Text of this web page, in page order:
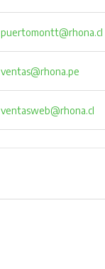
puertomontt@rhona.cl
ventas@rhona.pe
ventasweb@rhona.cl